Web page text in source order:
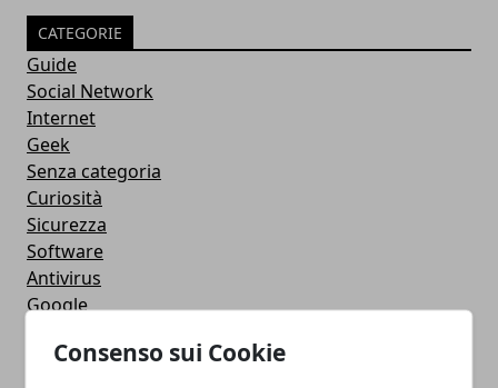
Consenso sui Cookie
CATEGORIE
Guide
Social Network
Internet
Geek
Senza categoria
Curiosità
Sicurezza
Software
Antivirus
Google
Giochi